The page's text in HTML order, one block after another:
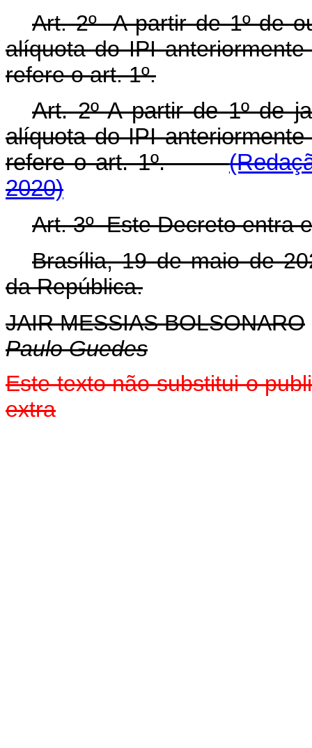
Art. 2º A partir de 1º de
alíquota do IPI
refere o art. 1º.
Art. 2º A partir de 1º de
alíquota do IPI
refere o art. 1º.
2020)
Art. 3º Este Decreto entra
Brasília, 19 de maio de
da República.
JAIR MESSIAS BOLSONARO
Paulo Guedes
Este texto não substitui o
extra